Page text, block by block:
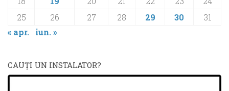
25
26 27 28 29 30
31
« apr.
iun. »
CAUŢI UN INSTALATOR?